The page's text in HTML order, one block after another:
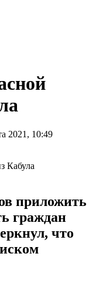
2021, 10:49
приложить
граждан
что